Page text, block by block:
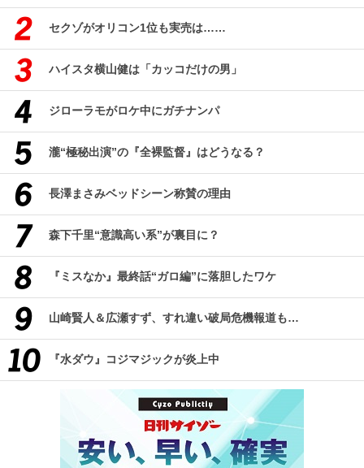
セクゾがオリコン1位も実売は……
ハイスタ横山健は「カッコだけの男」
ジローラモがロケ中にガチナンパ
瀧“極秘出演”の『全裸監督』はどうなる？
長澤まさみベッドシーン称賛の理由
森下千里“意識高い系”が裏目に？
『ミスなか』最終話“ガロ編”に落胆したワケ
山崎賢人＆広瀬すず、すれ違い破局危機報道も…
『水ダウ』コジマジックが炎上中